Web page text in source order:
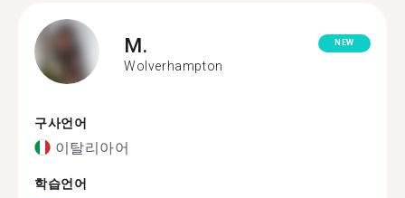
M.
Wolverhampton
NEW
구사언어
이탈리아어
학습언어